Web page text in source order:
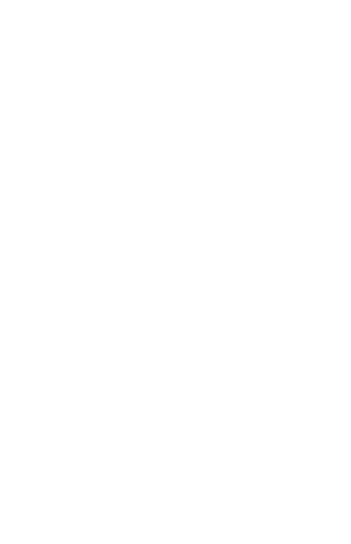
utilizziamo tecnologie come i cookie per
informazioni del dispositivo. Il consenso a
di elaborare dati come il comportamento di
sito. Non acconsentire o ritirare il consenso
alcune caratteristiche e funzioni.